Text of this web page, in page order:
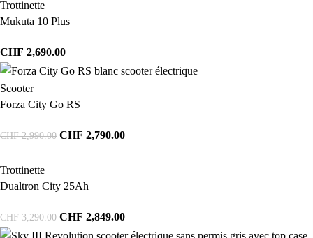
Trottinette
Mukuta 10 Plus
CHF 2,690.00
Scooter
Forza City Go RS
CHF2,990.00 CHF 2,790.00
Trottinette
Dualtron City 25Ah
CHF3,290.00 CHF 2,849.00